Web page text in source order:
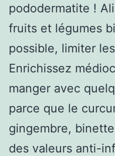
pododermatite !
fruits et légumes
possible, limiter
Enrichissez
manger avec
parce que le
gingembre,
des valeurs anti-